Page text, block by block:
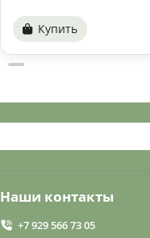
Купить
Наши контакты
+7 929 566 73 05